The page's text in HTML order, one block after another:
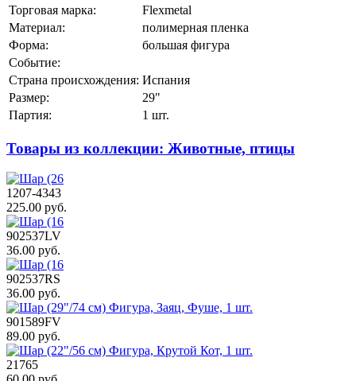
Торговая марка:
Flexmetal
Материал:
полимерная пленка
Форма:
большая фигура
Событие:
Страна происхождения: Испания
Размер:
29"
Партия:
1 шт.
Товары из коллекции: Животные, птицы
1207-4343
225.00 руб.
902537LV
36.00 руб.
902537RS
36.00 руб.
901589FV
89.00 руб.
21765